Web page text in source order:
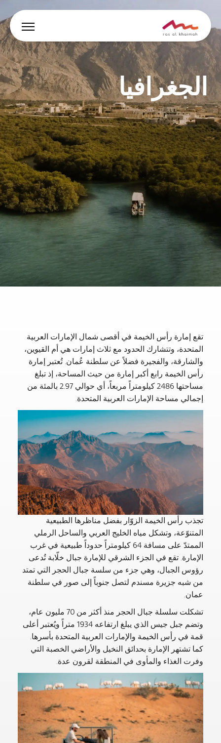
العروض
دع الإلهام يقودك
أين تقيم
أبرز الفعاليات والأنشطة
خطط لرحلتك
🇸🇦
AR الفعاليات يبحث
الجغرافيا
تقع إمارة رأس الخيمة في أقصى شمال الإمارات العربية
المتحدة، وتتشارك الحدود مع ثلاث إمارات هي أم القيوين،
والشارقة، والفجيرة فضلاً عن سلطنة عُمان. تُعتبر إمارة
رأس الخيمة رابع أكبر إمارة من حيث المساحة، إذ تبلغ
مساحتها 2486 كيلومتراً مربعاً، أي حوالي 2.97 بالمئة من
إجمالي مساحة الإمارات العربية المتحدة.
تجذب رأس الخيمة الزوّار بفضل مناظرها الطبيعية
المتنوّعة، وتشكل مياه الخليج العربي والساحل الرملي
الممتدّ على مسافة 64 كيلومتراً حدوداً طبيعية في غرب
الإمارة. تقع في الجزء الشرقي للإمارة جبال خلّابة تُدعى
رؤوس الجبال، وهي جزء من سلسة جبال الحجر التي تمتد
من شبه جزيرة مسندم لتصل جنوباً إلى صور في سلطنة
عمان.
تشكلت سلسلة جبال الحجر منذ أكثر من 70 مليون عام،
وتضم جبل جيس الذي يبلغ ارتفاعه 1934 متراً ويُعتبر أعلى
قمة في رأس الخيمة والإمارات العربية المتحدة بأسرها.
كما تشتهر الإمارة بحدائق النخيل والأراضي الخصبة التي
وفرت الغذاء والمأوى في المنطقة لقرون عدة.